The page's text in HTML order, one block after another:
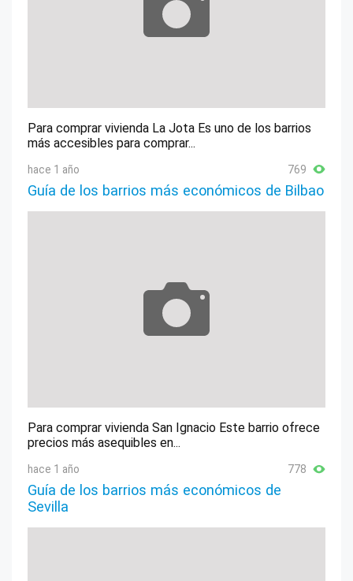
Para comprar vivienda La Jota Es uno de los barrios
más accesibles para comprar...
hace 1 año 769
Guía de los barrios más económicos de Bilbao
Para comprar vivienda San Ignacio Este barrio ofrece
precios más asequibles en...
hace 1 año 778
Guía de los barrios más económicos de
Sevilla